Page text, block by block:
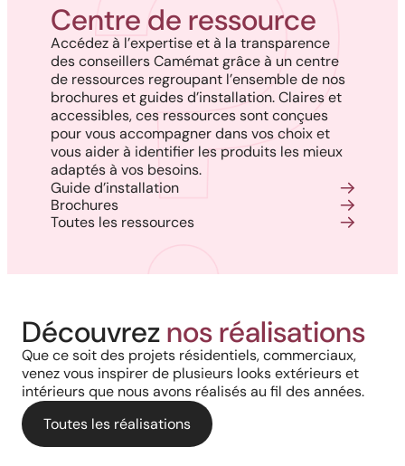
Centre de ressource
Accédez à l’expertise et à la transparence
des conseillers Camémat grâce à un centre
de ressources regroupant l’ensemble de nos
brochures et guides d’installation. Claires et
accessibles, ces ressources sont conçues
pour vous accompagner dans vos choix et
vous aider à identifier les produits les mieux
adaptés à vos besoins.
Guide d’installation
Brochures
Toutes les ressources
Découvreznos réalisations
Que ce soit des projets résidentiels, commerciaux,
venez vous inspirer de plusieurs looks extérieurs et
intérieurs que nous avons réalisés au fil des années.
Toutes les réalisations
Réalisation au Nouveau-
Brunswick : Charme côtier et
durabilité absolue avec nos
rampes et colonnes en PVC
Harmonie, prestige et précision :
quand chaque détail
architectural prend vie grâce à
nos solutions haut de gamme
Cour arrière d’une résidence :
L’alliance du style bois et de la
performance aluminium pour
une terrasse polyvalente